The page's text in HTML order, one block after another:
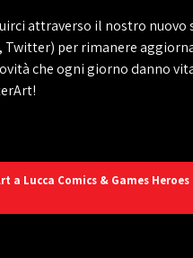
attraverso il nostro nuovo
Twitter) per rimanere
che ogni giorno danno
a Lucca Comics & Games Heroes